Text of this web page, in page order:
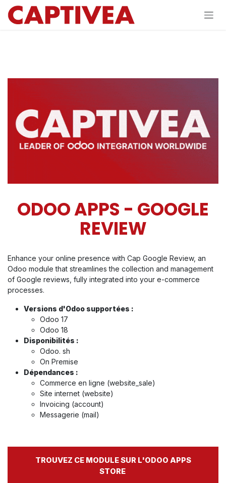
Se rendre au contenu
ODOO APPS - GOOGLE
REVIEW
Enhance your online presence with Cap Google Review, an
Odoo module that streamlines the collection and management
of Google reviews, fully integrated into your e-commerce
processes.
Versions d'Odoo supportées :
Odoo 17
Odoo 18
Disponibilités :
Odoo. sh
On Premise
Dépendances :
Commerce en ligne (website_sale)
Site internet (website)
Invoicing (account)
Messagerie (mail)
TROUVEZ CE MODULE SUR L'ODOO APPS
STORE